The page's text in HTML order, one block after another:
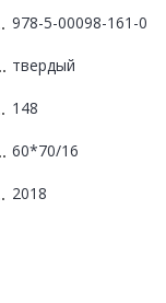
978-5-00098-161-0
твердый
148
60*70/16
2018